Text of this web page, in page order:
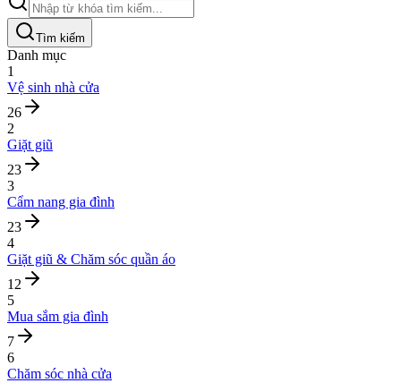
Tìm kiếm
Danh mục
1
Vệ sinh nhà cửa
26
2
Giặt giũ
23
3
Cẩm nang gia đình
23
4
Giặt giũ & Chăm sóc quần áo
12
5
Mua sắm gia đình
7
6
Chăm sóc nhà cửa